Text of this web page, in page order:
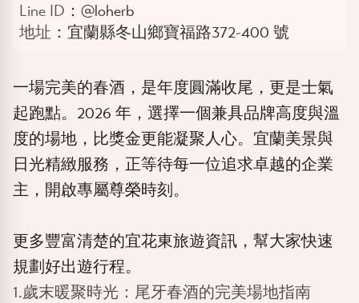
Line ID ：@loherb
地址 ：宜蘭縣冬山鄉寶福路372-400 號
一場完美的春酒，是年度圓滿收尾，更是士氣
起跑點。2026 年，選擇一個兼具品牌高度與溫
度的場地，比獎金更能凝聚人心。宜蘭美景與
日光精緻服務，正等待每一位追求卓越的企業
主，開啟專屬尊榮時刻。
更多豐富清楚的宜花東旅遊資訊，幫大家快速
規劃好出遊行程。
1.歲末暖聚時光：尾牙春酒的完美場地指南